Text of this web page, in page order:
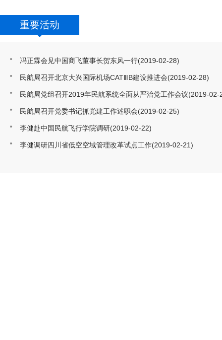
重要活动
冯正霖会见中国商飞董事长贺东风一行(2019-02-28)
民航局召开北京大兴国际机场CATⅢB建设推进会(2019-02-28)
民航局党组召开2019年民航系统全面从严治党工作会议(2019-02-
民航局召开党委书记抓党建工作述职会(2019-02-25)
李健赴中国民航飞行学院调研(2019-02-22)
李健调研四川省低空空域管理改革试点工作(2019-02-21)